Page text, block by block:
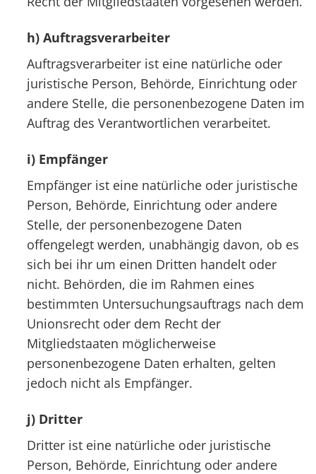
h) Auftragsverarbeiter
Auftragsverarbeiter ist eine natürliche oder
juristische Person, Behörde, Einrichtung oder
andere Stelle, die personenbezogene Daten im
Auftrag des Verantwortlichen verarbeitet.
i) Empfänger
Empfänger ist eine natürliche oder juristische
Person, Behörde, Einrichtung oder andere
Stelle, der personenbezogene Daten
offengelegt werden, unabhängig davon, ob es
sich bei ihr um einen Dritten handelt oder
nicht. Behörden, die im Rahmen eines
bestimmten Untersuchungsauftrags nach dem
Unionsrecht oder dem Recht der
Mitgliedstaaten möglicherweise
personenbezogene Daten erhalten, gelten
jedoch nicht als Empfänger.
j) Dritter
Dritter ist eine natürliche oder juristische
Person, Behörde, Einrichtung oder andere